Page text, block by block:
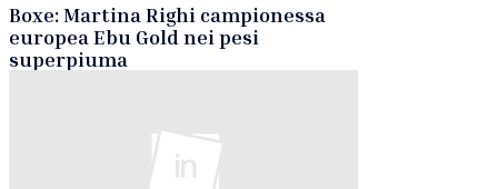
Boxe: Martina Righi campionessa
europea Ebu Gold nei pesi
superpiuma